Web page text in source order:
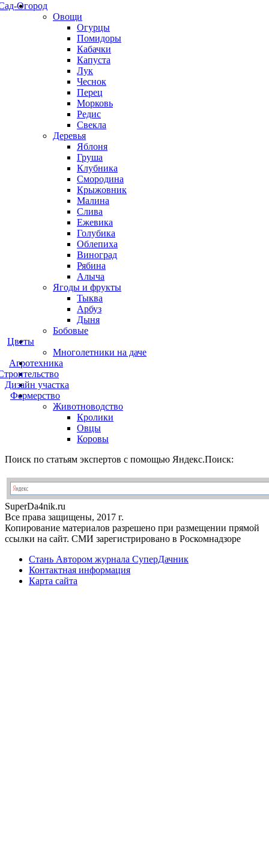
Огород
Овощи
Огурцы
Помидоры
Кабачки
Капуста
Лук
Чеснок
Перец
Морковь
Редис
Свекла
Деревья
Яблоня
Груша
Клубника
Смородина
Крыжовник
Малина
Слива
Ежевика
Голубика
Облепиха
Виноград
Рябина
Алыча
Ягоды и фрукты
Тыква
Арбуз
Дыня
Бобовые
Цветы
Многолетники на даче
Агротехника
Дизайн участка
Фермерство
Животноводство
Кролики
Овцы
Коровы
Поиск по статьям экспертов с помощью Яндекс.Поиск:
SuperDa4nik.ru
Все права защищены, 2017 г.
Копирование материалов разрешено при размещении прямой
ссылки на сайт. СМИ зарегистрировано в Роскомнадзоре
Стань Автором журнала СуперДачник
Контактная информация
Карта сайта